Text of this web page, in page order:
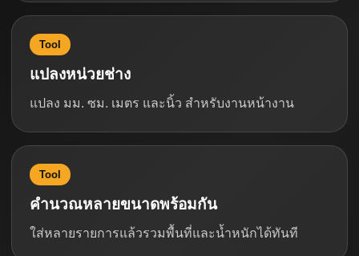
Tool
แปลงหน่วยช่าง
แปลง มม. ซม. เมตร และนิ้ว สำหรับงานหน้างาน
Tool
คำนวณหลายขนาดพร้อมกัน
ใส่หลายรายการแล้วรวมพื้นที่และน้ำหนักได้ทันที